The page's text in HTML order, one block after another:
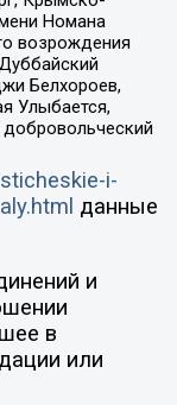
Номана
возрождения
Белхороев,
Улыбается,
i-
данные
и
в
или